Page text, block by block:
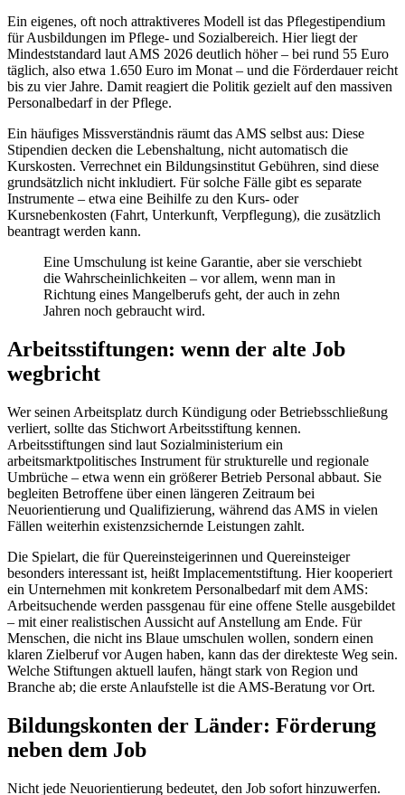
Ein eigenes, oft noch attraktiveres Modell ist das Pflegestipendium
für Ausbildungen im Pflege- und Sozialbereich. Hier liegt der
Mindeststandard laut AMS 2026 deutlich höher – bei rund 55 Euro
täglich, also etwa 1.650 Euro im Monat – und die Förderdauer reicht
bis zu vier Jahre. Damit reagiert die Politik gezielt auf den massiven
Personalbedarf in der Pflege.
Ein häufiges Missverständnis räumt das AMS selbst aus: Diese
Stipendien decken die Lebenshaltung, nicht automatisch die
Kurskosten. Verrechnet ein Bildungsinstitut Gebühren, sind diese
grundsätzlich nicht inkludiert. Für solche Fälle gibt es separate
Instrumente – etwa eine Beihilfe zu den Kurs- oder
Kursnebenkosten (Fahrt, Unterkunft, Verpflegung), die zusätzlich
beantragt werden kann.
Eine Umschulung ist keine Garantie, aber sie verschiebt
die Wahrscheinlichkeiten – vor allem, wenn man in
Richtung eines Mangelberufs geht, der auch in zehn
Jahren noch gebraucht wird.
Arbeitsstiftungen: wenn der alte Job
wegbricht
Wer seinen Arbeitsplatz durch Kündigung oder Betriebsschließung
verliert, sollte das Stichwort Arbeitsstiftung kennen.
Arbeitsstiftungen sind laut Sozialministerium ein
arbeitsmarktpolitisches Instrument für strukturelle und regionale
Umbrüche – etwa wenn ein größerer Betrieb Personal abbaut. Sie
begleiten Betroffene über einen längeren Zeitraum bei
Neuorientierung und Qualifizierung, während das AMS in vielen
Fällen weiterhin existenzsichernde Leistungen zahlt.
Die Spielart, die für Quereinsteigerinnen und Quereinsteiger
besonders interessant ist, heißt Implacementstiftung. Hier kooperiert
ein Unternehmen mit konkretem Personalbedarf mit dem AMS:
Arbeitsuchende werden passgenau für eine offene Stelle ausgebildet
– mit einer realistischen Aussicht auf Anstellung am Ende. Für
Menschen, die nicht ins Blaue umschulen wollen, sondern einen
klaren Zielberuf vor Augen haben, kann das der direkteste Weg sein.
Welche Stiftungen aktuell laufen, hängt stark von Region und
Branche ab; die erste Anlaufstelle ist die AMS-Beratung vor Ort.
Bildungskonten der Länder: Förderung
neben dem Job
Nicht jede Neuorientierung bedeutet, den Job sofort hinzuwerfen.